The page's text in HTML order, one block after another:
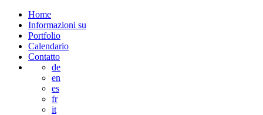
Home
Informazioni su
Portfolio
Calendario
Contatto
de
en
es
fr
it